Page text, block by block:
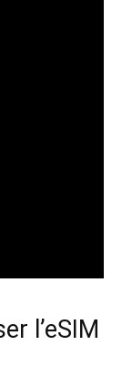
l’eSIM